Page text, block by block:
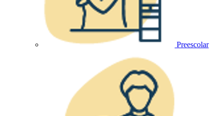
Preescolar